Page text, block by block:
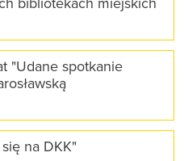
"Udane spotkanie
na DKK"